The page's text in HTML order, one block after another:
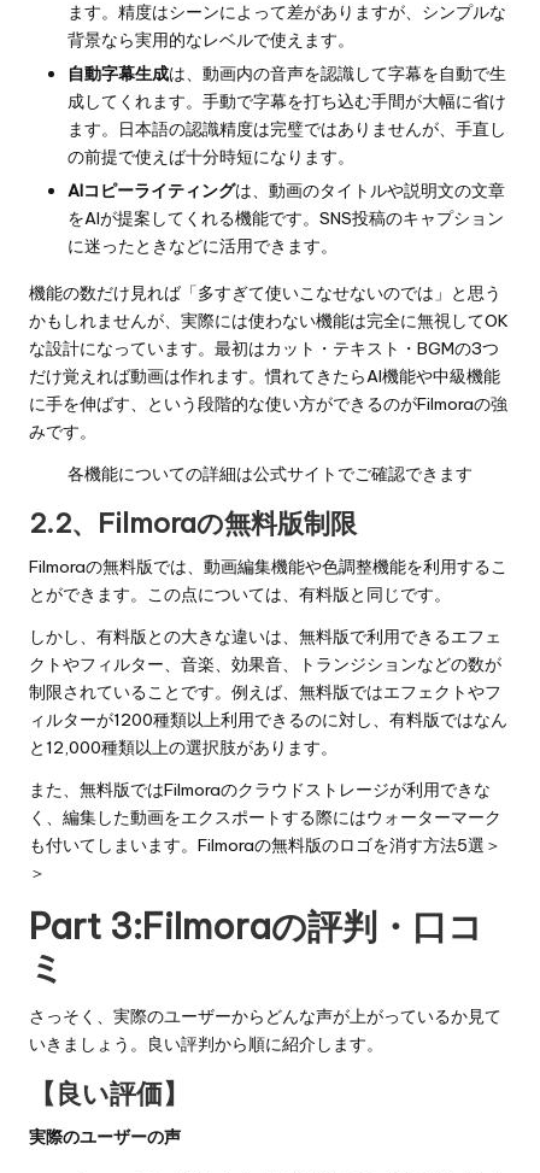
ます。精度はシーンによって差がありますが、シンプルな
背景なら実用的なレベルで使えます。
自動字幕生成は、動画内の音声を認識して字幕を自動で生
成してくれます。手動で字幕を打ち込む手間が大幅に省け
ます。日本語の認識精度は完璧ではありませんが、手直し
の前提で使えば十分時短になります。
AIコピーライティングは、動画のタイトルや説明文の文章
をAIが提案してくれる機能です。SNS投稿のキャプション
に迷ったときなどに活用できます。
機能の数だけ見れば「多すぎて使いこなせないのでは」と思う
かもしれませんが、実際には使わない機能は完全に無視してOK
な設計になっています。最初はカット・テキスト・BGMの3つ
だけ覚えれば動画は作れます。慣れてきたらAI機能や中級機能
に手を伸ばす、という段階的な使い方ができるのがFilmoraの強
みです。
各機能についての詳細は公式サイトでご確認できます
2.2、Filmoraの無料版制限
Filmoraの無料版では、動画編集機能や色調整機能を利用するこ
とができます。この点については、有料版と同じです。
しかし、有料版との大きな違いは、無料版で利用できるエフェ
クトやフィルター、音楽、効果音、トランジションなどの数が
制限されていることです。例えば、無料版ではエフェクトやフ
ィルターが1200種類以上利用できるのに対し、有料版ではなん
と12,000種類以上の選択肢があります。
また、無料版ではFilmoraのクラウドストレージが利用できな
く、編集した動画をエクスポートする際にはウォーターマーク
も付いてしまいます。 Filmoraの無料版のロゴを消す方法5選＞
＞
Part 3:Filmoraの評判・口コ
ミ
さっそく、実際のユーザーからどんな声が上がっているか見て
いきましょう。良い評判から順に紹介します。
【良い評価】
実際のユーザーの声